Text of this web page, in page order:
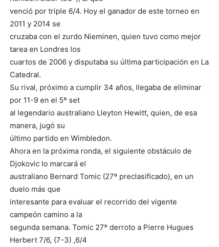
venció por triple 6/4. Hoy el ganador de este torneo en
2011 y 2014 se
cruzaba con el zurdo Nieminen, quien tuvo como mejor
tarea en Londres los
cuartos de 2006 y disputaba su última participación en La
Catedral.
Su rival, próximo a cumplir 34 años, llegaba de eliminar
por 11-9 en el 5º set
al legendario australiano Lleyton Hewitt, quien, de esa
manera, jugó su
último partido en Wimbledon.
Ahora en la próxima ronda, el siguiente obstáculo de
Djokovic lo marcará el
australiano Bernard Tomic (27º preclasificado), en un
duelo más que
interesante para evaluar el recorrido del vigente
campeón camino a la
segunda semana. Tomic 27º derroto a Pierre Hugues
Herbert 7/6, (7-3) ,6/4